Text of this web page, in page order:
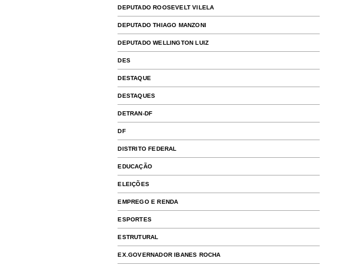
DEPUTADO ROOSEVELT VILELA
DEPUTADO THIAGO MANZONI
DEPUTADO WELLINGTON LUIZ
DES
DESTAQUE
DESTAQUES
DETRAN-DF
DF
DISTRITO FEDERAL
EDUCAÇÃO
ELEIÇÕES
EMPREGO E RENDA
ESPORTES
ESTRUTURAL
EX.GOVERNADOR IBANES ROCHA